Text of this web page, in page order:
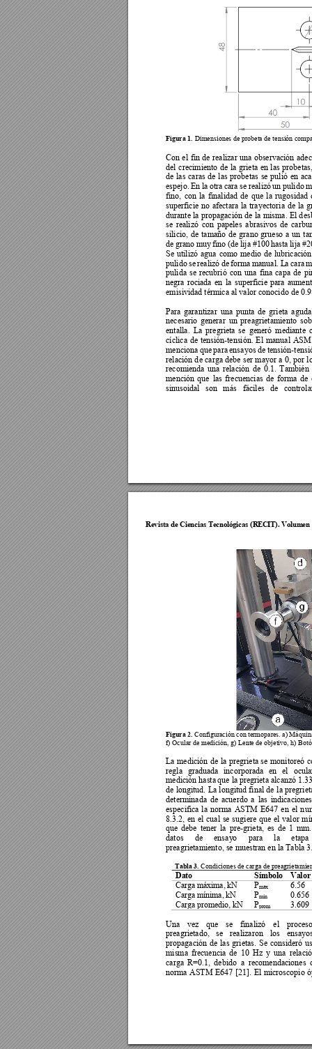
Figura 1. Dimensiones de probeta de tensión
Con el fin de realizar una observación
del crecimiento de la grieta en las
de las caras de las probetas se pulió en
espejo. En la otra cara se realizó un pulido
fino, con la finalidad de que la rugosidad
superficie no afectara la trayectoria de la
durante la propagación de la misma. El d
se realizó con papeles abrasivos de
silicio, de tamaño de grano grueso a un
de grano muy fino (delija #100 hasta lija
Se utilizó agua como medio de
pulido se realizó de forma manual. La cara
pulida se recubrió con una fina capa de
negra rociada en la superficie para
emisividad térmica al valor conocido de
Para garantizar una punta de grieta a
necesario generar un preagrietamiento sob
entalla. La pregrieta se generó mediante
cíclica de tensión-tensión. El manual
menciona que para ensayos de tensión-
relación de carga debe ser mayor a 0, por
recomienda una relación de 0.1. También
mención que las frecuencias de forma de
sinusoidal son más fáciles de
Revista de Ciencias Tecnológicas (RECIT). Volumen
Figura 2. Configuración con termopares. a)
f) Ocular de medición, g) Lente de objetivo, h)
La medición de la pregrieta se monitoreó
regla graduada incorporada en el
medición hasta que la pregrieta alcanzó
de longitud. La longitud final de la pre
determinada de acuerdo a las
especifica la norma ASTM E647 en el n
8.3.2, en el cual se sugiere que el valor
que debe tener la pre-grieta, es de 1
datos
de ensayo para la
etapa
preagrietamiento, se muestran en la Tabla
Tabla 3. Condiciones de carga de p
Dato Símbolo Va
Carga máxima, kN Pmáx
6.56
Carga mínima, kN Pmin
0.656
Carga promedio, kN Pprom
3.609
Una
vez que se finalizó el
preagrietado, se realizaron los
propagación de las grietas. Se consideró
misma frecuencia de 10 Hz y una
carga R=0.1, debido a recomendaciones
norma ASTM E647 [21]. El microscopio